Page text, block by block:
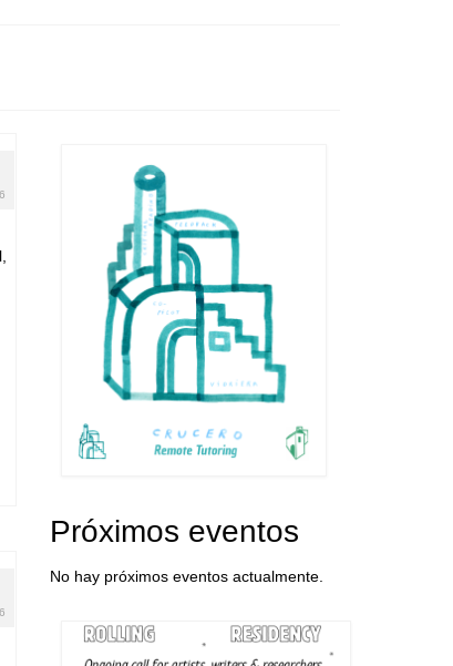
Próximos eventos
No hay próximos eventos actualmente.